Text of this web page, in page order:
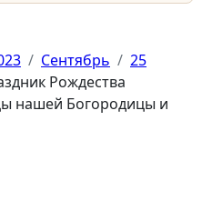
Сентябрь
25
Рождества
нашей Богородицы и